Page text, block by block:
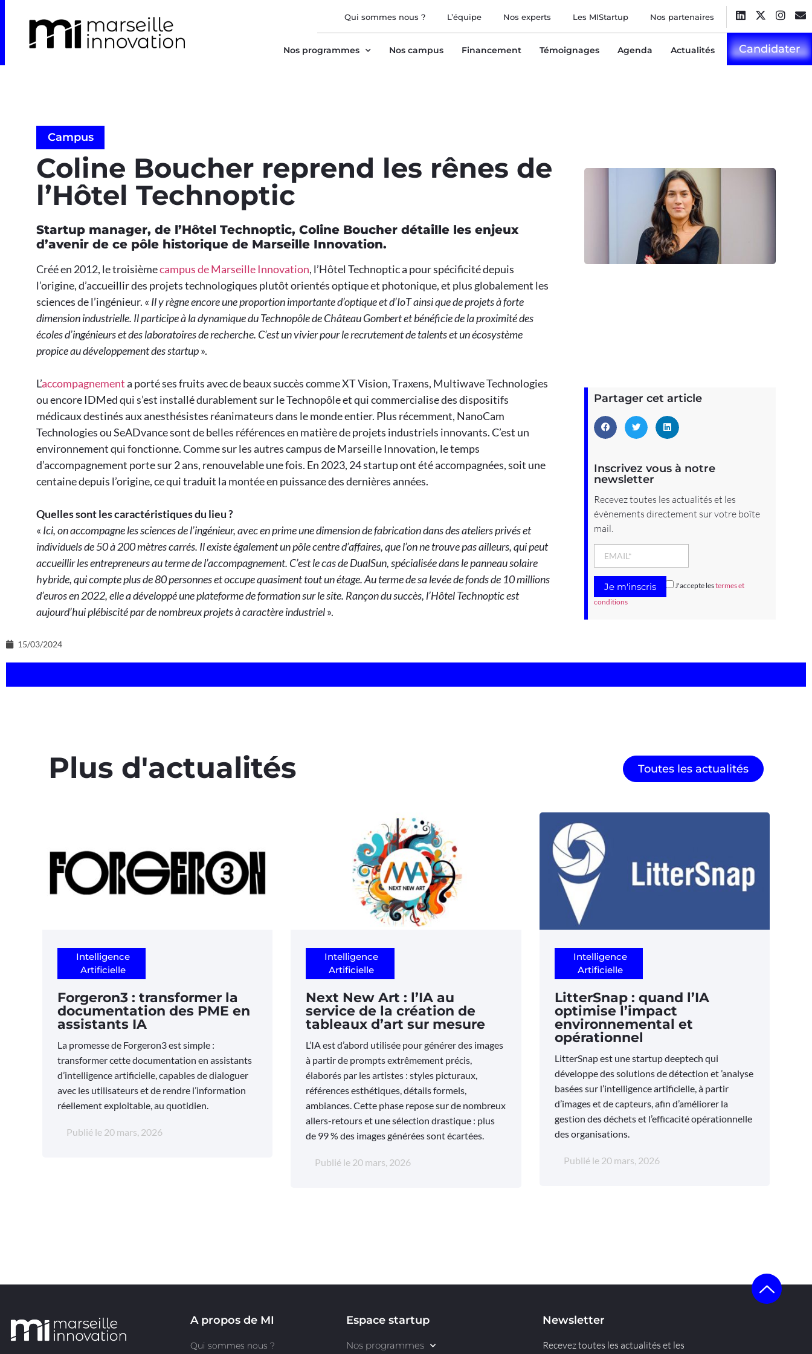
Qui sommes nous ? L’équipe Nos experts Les MIStartup Nos partenaires
Nos programmes Nos campus Financement Témoignages Agenda Actualités Candidater
Campus
Coline Boucher reprend les rênes de
l’Hôtel Technoptic
Startup manager, de l’Hôtel Technoptic, Coline Boucher détaille les enjeux
d’avenir de ce pôle historique de Marseille Innovation.
Créé en 2012, le troisièmecampus de Marseille Innovation, l’Hôtel Technoptic a pour spécificité depuis
l’origine, d’accueillir des projets technologiques plutôt orientés optique et photonique, et plus globalement les
sciences de l’ingénieur. « Il y règne encore une proportion importante d’optique et d’IoT ainsi que de projets à forte
dimension industrielle. Il participe à la dynamique du Technopôle de Château Gombert et bénéficie de la proximité des
écoles d’ingénieurs et des laboratoires de recherche. C’est un vivier pour le recrutement de talents et un écosystème
propice au développement des startup».
L’accompagnementa porté ses fruits avec de beaux succès comme XT Vision, Traxens, Multiwave Technologies
ou encore IDMed qui s’est installé durablement sur le Technopôle et qui commercialise des dispositifs
médicaux destinés aux anesthésistes réanimateurs dans le monde entier. Plus récemment, NanoCam
Technologies ou SeADvance sont de belles références en matière de projets industriels innovants. C’est un
environnement qui fonctionne. Comme sur les autres campus de Marseille Innovation, le temps
d’accompagnement porte sur 2 ans, renouvelable une fois. En 2023, 24 startup ont été accompagnées, soit une
centaine depuis l’origine, ce qui traduit la montée en puissance des dernières années.
Quelles sont les caractéristiques du lieu ?
« Ici, on accompagne les sciences de l’ingénieur, avec en prime une dimension de fabrication dans des ateliers privés et
individuels de 50 à 200 mètres carrés. Il existe également un pôle centre d’affaires, que l’on ne trouve pas ailleurs, qui peut
accueillir les entrepreneurs au terme de l’accompagnement. C’est le cas de DualSun, spécialisée dans le panneau solaire
hybride, qui compte plus de 80 personnes et occupe quasiment tout un étage. Au terme de sa levée de fonds de 10 millions
d’euros en 2022, elle a développé une plateforme de formation sur le site. Rançon du succès, l’Hôtel Technoptic est
aujourd’hui plébiscité par de nombreux projets à caractère industriel».
Partager cet article
Inscrivez vous à notre
newsletter
Recevez toutes les actualités et les
évènements directement sur votre boîte
mail.
J'accepte lestermes et
conditions
15/03/2024
Plus d'actualités Toutes les actualités
Intelligence
Artificielle
Forgeron3 : transformer la
documentation des PME en
assistants IA
La promesse de Forgeron3 est simple :
transformer cette documentation en assistants
d’intelligence artificielle, capables de dialoguer
avec les utilisateurs et de rendre l’information
réellement exploitable, au quotidien.
Publié le 20 mars, 2026
Intelligence
Artificielle
Next New Art : l’IA au
service de la création de
tableaux d’art sur mesure
L’IA est d’abord utilisée pour générer des images
à partir de prompts extrêmement précis,
élaborés par les artistes : styles picturaux,
références esthétiques, détails formels,
ambiances. Cette phase repose sur de nombreux
allers-retours et une sélection drastique : plus
de 99 % des images générées sont écartées.
Publié le 20 mars, 2026
Intelligence
Artificielle
LitterSnap : quand l’IA
optimise l’impact
environnemental et
opérationnel
LitterSnap est une startup deeptech qui
développe des solutions de détection et ’analyse
basées sur l’intelligence artificielle, à partir
d’images et de capteurs, afin d’améliorer la
gestion des déchets et l’efficacité opérationnelle
des organisations.
Publié le 20 mars, 2026
A propos de MI
Qui sommes nous ?
Espace startup
Nos programmes
Newsletter
Recevez toutes les actualités et les